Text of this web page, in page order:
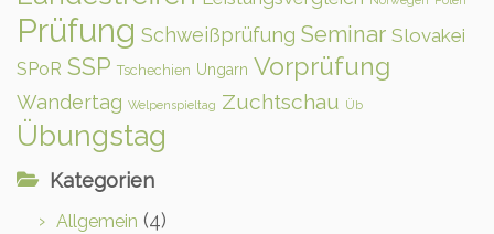
Prüfung Schweißprüfung Seminar Slovakei
SPoR SSP Tschechien Ungarn Vorprüfung
Wandertag Welpenspieltag Zuchtschau Üb
Übungstag
Kategorien
Allgemein (4)